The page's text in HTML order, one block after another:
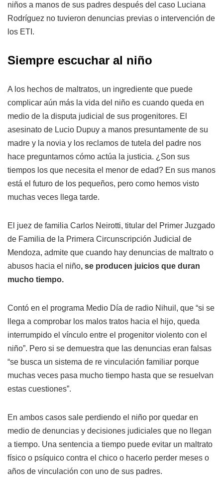
niños a manos de sus padres después del caso Luciana
Rodríguez no tuvieron denuncias previas o intervención de
los ETI.
Siempre escuchar al niño
A los hechos de maltratos, un ingrediente que puede
complicar aún más la vida del niño es cuando queda en
medio de la disputa judicial de sus progenitores. El
asesinato de Lucio Dupuy a manos presuntamente de su
madre y la novia y los reclamos de tutela del padre nos
hace preguntarnos cómo actúa la justicia. ¿Son sus
tiempos los que necesita el menor de edad? En sus manos
está el futuro de los pequeños, pero como hemos visto
muchas veces llega tarde.
El juez de familia Carlos Neirotti, titular del Primer Juzgado
de Familia de la Primera Circunscripción Judicial de
Mendoza, admite que cuando hay denuncias de maltrato o
abusos hacia el niño, se producen juicios que duran
mucho tiempo.
Contó en el programa Medio Día de radio Nihuil, que “si se
llega a comprobar los malos tratos hacia el hijo, queda
interrumpido el vínculo entre el progenitor violento con el
niño”. Pero si se demuestra que las denuncias eran falsas
“se busca un sistema de re vinculación familiar porque
muchas veces pasa mucho tiempo hasta que se resuelvan
estas cuestiones”.
En ambos casos sale perdiendo el niño por quedar en
medio de denuncias y decisiones judiciales que no llegan
a tiempo. Una sentencia a tiempo puede evitar un maltrato
físico o psíquico contra el chico o hacerlo perder meses o
años de vinculación con uno de sus padres.